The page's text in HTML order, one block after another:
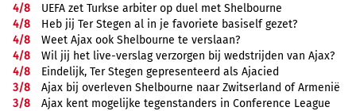
4/8
UEFA zet Turkse arbiter op duel met Shelbourne
4/8
Heb jij Ter Stegen al in je favoriete basiself gezet?
4/8
Weet Ajax ook Shelbourne te verslaan?
4/8
Wil jij het live-verslag verzorgen bij wedstrijden van Ajax?
4/8
Eindelijk, Ter Stegen gepresenteerd als Ajacied
3/8
Ajax bij overleven Shelbourne naar Zwitserland of Armenië
3/8
Ajax kent mogelijke tegenstanders in Conference League